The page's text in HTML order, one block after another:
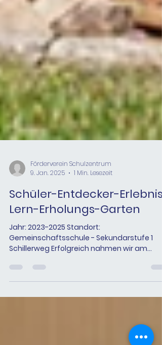
Förderverein Schulzentrum
9. Jan. 2025
1 Min. Lesezeit
Schüler-Entdecker-Erlebnis-
Lern-Erholungs-Garten
Schillerweg Erfolgreich nahmen wir am
Sparkassen Vereins-Voting teil und...